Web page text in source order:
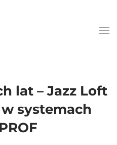
lat – Jazz Loft
systemach